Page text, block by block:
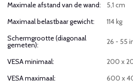
Maximale afstand van de wand:
5,1 cm
Maximaal belastbaar gewicht:
114 kg
Schermgrootte (diagonaal
gemeten): 26 - 55
VESA minimaal:
200 x
VESA maximaal:
600 x